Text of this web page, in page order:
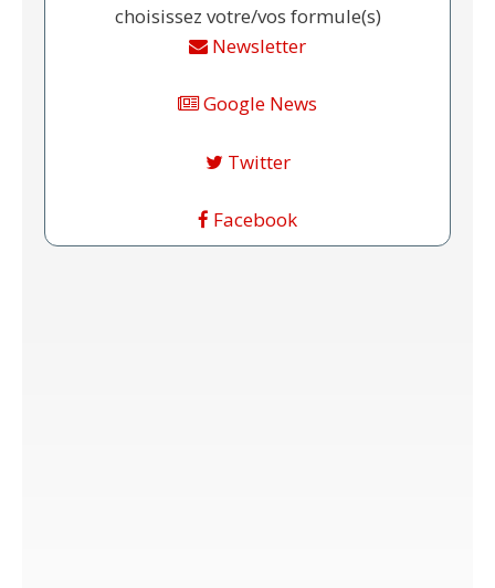
choisissez votre/vos formule(s)
Newsletter
Google News
Twitter
Facebook